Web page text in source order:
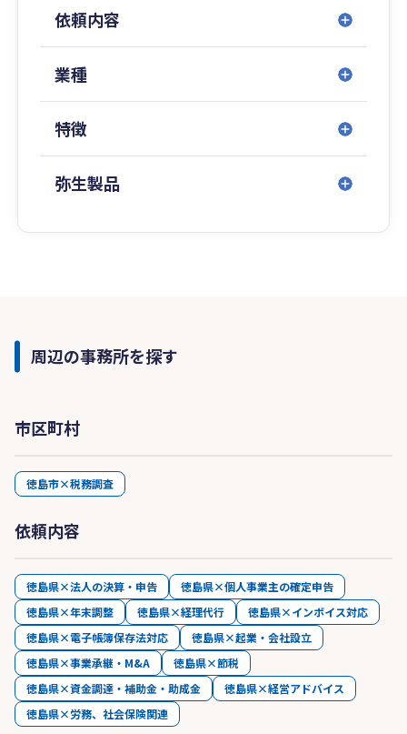
依頼内容
業種
特徴
弥生製品
周辺の事務所を探す
市区町村
徳島市×税務調査
依頼内容
徳島県×法人の決算・申告
徳島県×個人事業主の確定申告
徳島県×年末調整
徳島県×経理代行
徳島県×インボイス対応
徳島県×電子帳簿保存法対応
徳島県×起業・会社設立
徳島県×事業承継・M&A
徳島県×節税
徳島県×資金調達・補助金・助成金
徳島県×経営アドバイス
徳島県×労務、社会保険関連